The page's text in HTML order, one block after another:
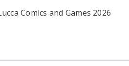
Comics and Games 2026